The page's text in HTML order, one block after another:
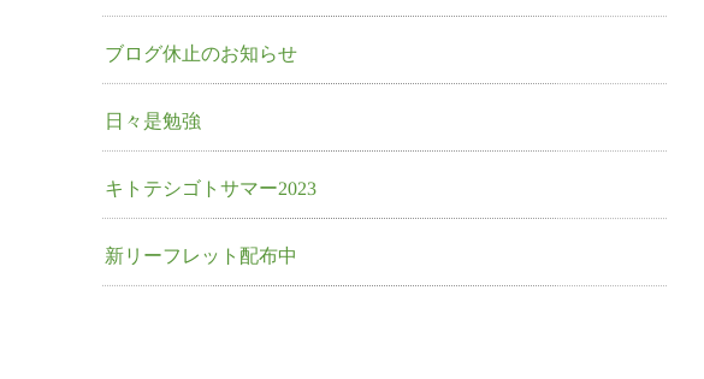
ブログ休止のお知らせ
日々是勉強
キトテシゴトサマー2023
新リーフレット配布中